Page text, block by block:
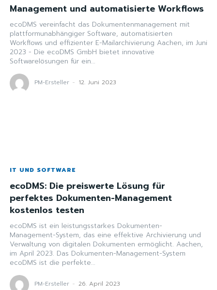
Management und automatisierte Workflows
ecoDMS vereinfacht das Dokumentenmanagement mit
plattformunabhängiger Software, automatisierten
Workflows und effizienter E-Mailarchivierung Aachen, im Juni
2023 - Die ecoDMS GmbH bietet innovative
Softwarelösungen für ein...
PM-Ersteller - 12. Juni 2023
IT UND SOFTWARE
ecoDMS: Die preiswerte Lösung für
perfektes Dokumenten-Management
kostenlos testen
ecoDMS ist ein leistungsstarkes Dokumenten-
Management-System, das eine effektive Archivierung und
Verwaltung von digitalen Dokumenten ermöglicht. Aachen,
im April 2023. Das Dokumenten-Management-System
ecoDMS ist die perfekte...
PM-Ersteller - 26. April 2023